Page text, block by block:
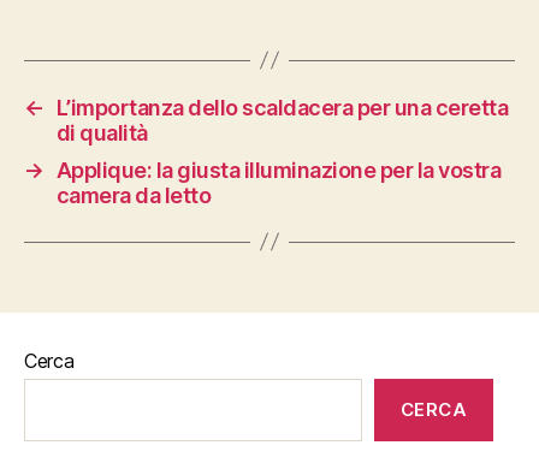
←
L’importanza dello scaldacera per una ceretta
di qualità
→
Applique: la giusta illuminazione per la vostra
camera da letto
Cerca
CERCA